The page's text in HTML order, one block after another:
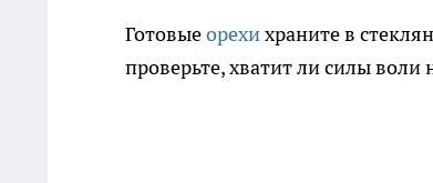
Готовыеорехихраните в
проверьте, хватит ли силы воли